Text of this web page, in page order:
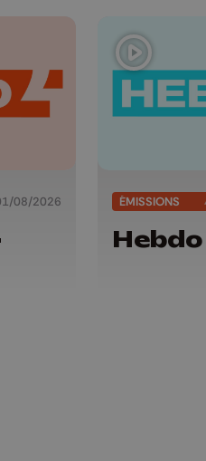
08/2026 ÉMISSIONS
Hebdo